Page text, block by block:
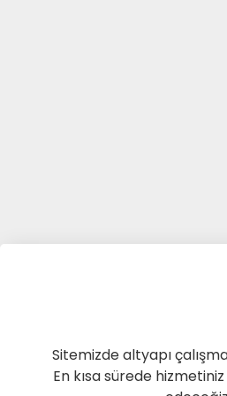
Sitemizde altyapı
En kısa sürede